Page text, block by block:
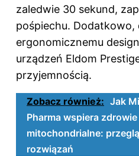
zaledwie 30 sekund,
pośpiechu. Dodatkowo,
ergonomicznemu
urządzeń Eldom
przyjemnością.
Zobacz również: Jak
Pharma wspiera zdrowie
mitochondrialne:
rozwiązań